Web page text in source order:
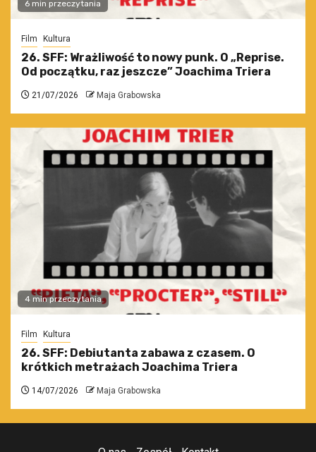
6 min przeczytania
Film Kultura
26. SFF: Wrażliwość to nowy punk. O „Reprise.
Od początku, raz jeszcze” Joachima Triera
21/07/2026 Maja Grabowska
4 min przeczytania
Film Kultura
26. SFF: Debiutanta zabawa z czasem. O
krótkich metrażach Joachima Triera
14/07/2026 Maja Grabowska